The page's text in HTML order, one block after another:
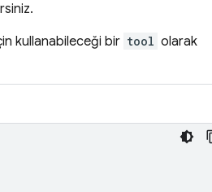
kullanabileceği bir tool olarak